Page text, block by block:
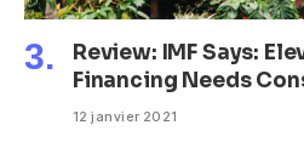
Review: IMF Says:
Financing Needs
12 janvier 2021